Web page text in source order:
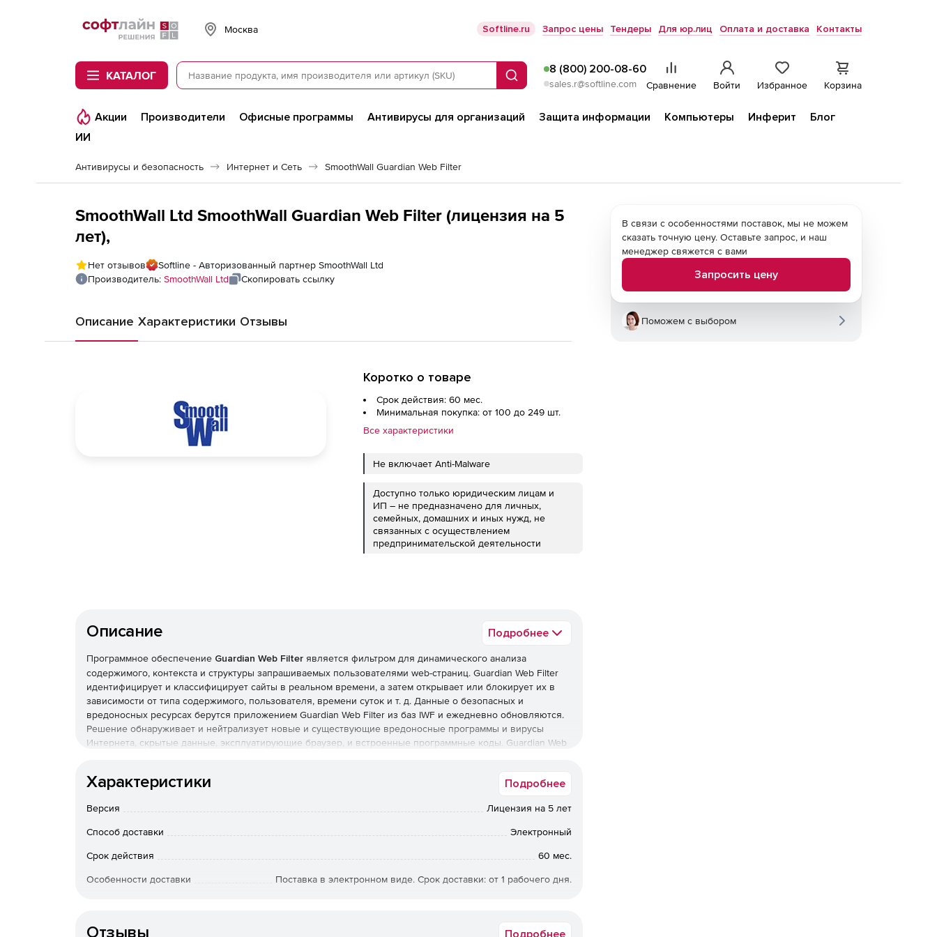
Softline
Москва Softline.ru Запрос цены Тендеры Для юр.лиц Оплата и доставка Контакты
КАТАЛОГ Поиск
8 (800) 200-08-60
sales.r@softline.com Сравнение Войти Избранное Корзина
Акции Производители Офисные программы Антивирусы для организаций Защита информации Компьютеры Инферит
Блог
ИИ
Антивирусы и безопасность Интернет и Сеть SmoothWall Guardian Web Filter
SmoothWall Ltd SmoothWall Guardian Web Filter (лицензия на 5
лет),
Нет отзывов
Softline - Авторизованный партнер SmoothWall Ltd
Производитель: SmoothWall Ltd Скопировать ссылку
Описание Характеристики Отзывы
Коротко о товаре
Срок действия: 60 мес.
Минимальная покупка: от 100 до 249 шт.
Все характеристики
Не включает Anti-Malware
Доступно только юридическим лицам и
ИП – не предназначено для личных,
семейных, домашних и иных нужд, не
связанных с осуществлением
предпринимательской деятельности
Описание Подробнее
Программное обеспечение Guardian Web Filter является фильтром для динамического анализа
содержимого, контекста и структуры запрашиваемых пользователями web-страниц. Guardian Web Filter
идентифицирует и классифицирует сайты в реальном времени, а затем открывает или блокирует их в
зависимости от типа содержимого, пользователя, времени суток и т. д. Данные о безопасных и
вредоносных ресурсах берутся приложением Guardian Web Filter из баз IWF и ежедневно обновляются.
Решение обнаруживает и нейтрализует новые и существующие вредоносные программы и вирусы
Интернета, скрытые данные, эксплуатирующие браузер, и встроенные программные коды. Guardian Web
уровней доступа по мере изменения этих задач.
Фильтрация
Динамический анализ содержимого. Подробная проверка контекста, содержимого и структуры web-
или вредоносной информации (включая анонимные прокси).
Характеристики Подробнее
Версия Лицензия на 5 лет
Способ доставки Электронный
Срок действия 60 мес.
Особенности доставки Поставка в электронном виде. Срок доставки: от 1 рабочего дня.
Отзывы Подробнее
В связи с особенностями поставок, мы не можем
сказать точную цену. Оставьте запрос, и наш
менеджер свяжется с вами
Запросить цену
Поможем с выбором